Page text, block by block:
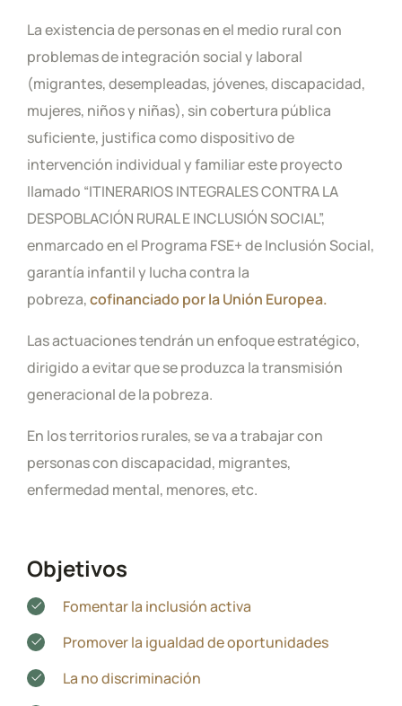
La existencia de personas en el medio rural con
problemas de integración social y laboral
(migrantes, desempleadas, jóvenes, discapacidad,
mujeres, niños y niñas), sin cobertura pública
suficiente, justifica como dispositivo de
intervención individual y familiar este proyecto
llamado “ITINERARIOS INTEGRALES CONTRA LA
DESPOBLACIÓN RURAL E INCLUSIÓN SOCIAL”,
enmarcado en el Programa FSE+ de Inclusión Social,
garantía infantil y lucha contra la
pobreza,cofinanciado por la Unión Europea.
Las actuaciones tendrán un enfoque estratégico,
dirigido a evitar que se produzca la transmisión
generacional de la pobreza.
En los territorios rurales, se va a trabajar con
personas con discapacidad, migrantes,
enfermedad mental, menores, etc.
Objetivos
Fomentar la inclusión activa
Promover la igualdad de oportunidades
La no discriminación